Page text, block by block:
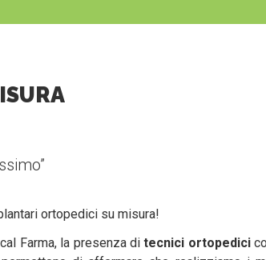
ortopedici su misura!
Farma, la presenza ditecnici ortopedici